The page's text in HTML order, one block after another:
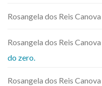
Rosangela dos Reis Canova
Rosangela dos Reis Canova
do zero.
Rosangela dos Reis Canova